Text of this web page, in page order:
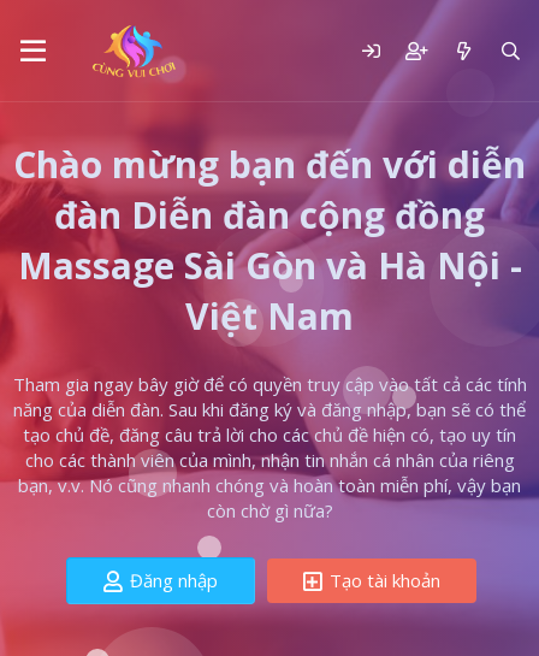
Chào mừng bạn đến với diễn
đàn Diễn đàn cộng đồng
Massage Sài Gòn và Hà Nội -
Việt Nam
Tham gia ngay bây giờ để có quyền truy cập vào tất cả các tính
năng của diễn đàn. Sau khi đăng ký và đăng nhập, bạn sẽ có thể
tạo chủ đề, đăng câu trả lời cho các chủ đề hiện có, tạo uy tín
cho các thành viên của mình, nhận tin nhắn cá nhân của riêng
bạn, v.v. Nó cũng nhanh chóng và hoàn toàn miễn phí, vậy bạn
còn chờ gì nữa?
Đăng nhập Tạo tài khoản